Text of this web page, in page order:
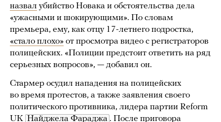
назвал убийство Новака и обстоятельства дела
«ужасными и шокирующими». По словам
премьера, ему, как отцу 17-летнего подростка,
«стало плохо» от просмотра видео с регистраторов
полицейских. «Полиции предстоит ответить на ряд
серьезных вопросов», — добавил он.
Стармер осудил нападения на полицейских
во время протестов, а также заявления своего
политического противника, лидера партии Reform
UK Найджела Фараджа . После приговора